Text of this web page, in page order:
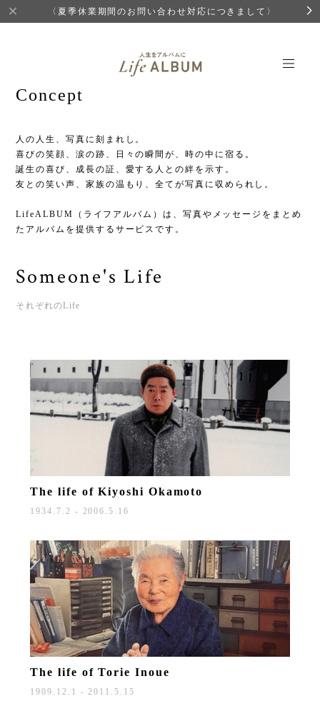
〈夏季休業期間のお問い合わせ対応につきまして〉
Concept
人の人生、写真に刻まれし。
喜びの笑顔、涙の跡、日々の瞬間が、時の中に宿る。
誕生の喜び、成長の証、愛する人との絆を示す。
友との笑い声、家族の温もり、全てが写真に収められし。
LifeALBUM（ライフアルバム）は、写真やメッセージをまとめ
たアルバムを提供するサービスです。
Someone's Life
それぞれのLife
The life ofKiyoshi Okamoto
1934.7.2 - 2006.5.16
The life ofTorie Inoue
1909.12.1 - 2011.5.15